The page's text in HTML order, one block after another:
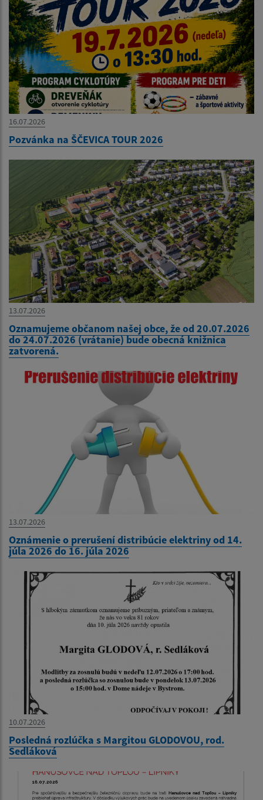
16.07.2026
Pozvánka na ŠČEVICA TOUR 2026
13.07.2026
Oznamujeme občanom našej obce, že od 20.07.2026
do 24.07.2026 (vrátanie) bude obecná knižnica
zatvorená.
13.07.2026
Oznámenie o prerušení distribúcie elektriny od 14.
júla 2026 do 16. júla 2026
10.07.2026
Posledná rozlúčka s Margitou GLODOVOU, rod.
Sedláková